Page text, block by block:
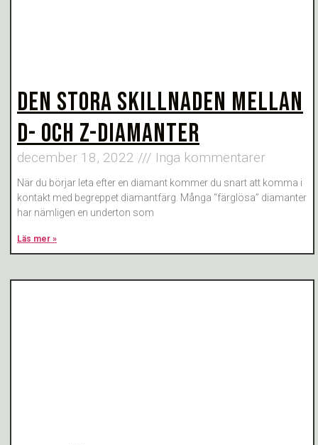
DEN STORA SKILLNADEN MELLAN
D- OCH Z-DIAMANTER
december 18, 2022 Inga kommentarer
När du börjar leta efter en diamant kommer du snart att komma i
kontakt med begreppet diamantfärg. Många “färglösa” diamanter
har nämligen en underton som
Läs mer »